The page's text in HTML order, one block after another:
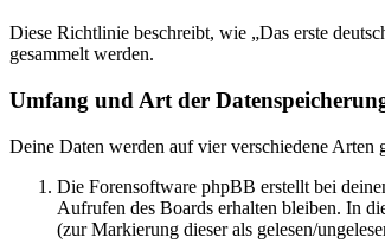
Diese Richtlinie beschreibt, wie „Das erste
gesammelt werden.
Umfang und Art der
Deine Daten werden auf vier verschiedene Arten
Die Forensoftware phpBB erstellt bei
Aufrufen des Boards erhalten bleiben. In
(zur Markierung dieser als gelesen/